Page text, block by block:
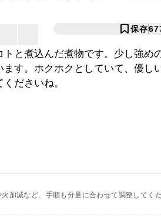
保存
と煮込んだ煮物です。少し強め
す。ホクホクとしていて、優し
ださいね。
加減など、手順も分量に合わせて調整してくだ